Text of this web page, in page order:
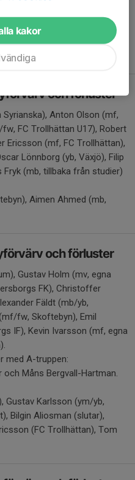
Noah Nilsson (Häcken), Aca
(Hjärtums IS), Joakim
och förluster
Anton Olson (mf,
FC Trollhättan U17), Robert
Ericsson (mf, FC Trollhättan),
Lönnborg (yb, Växjö), Filip
(mb, tillbaka från studier)
Aimen Ahmed (mb,
och förluster
Gustav Holm (mv, egna
FK), Christoffer
Fäldt (mb/yb,
fw, Skoftebyn), Emil
IF), Kevin Ivarsson (mf, egna
med A-truppen:
och Måns Bergvall-Hartman.
Gustav Karlsson (ym/yb,
Bilgin Aliosman (slutar),
(FC Trollhättan), Tom
kakor